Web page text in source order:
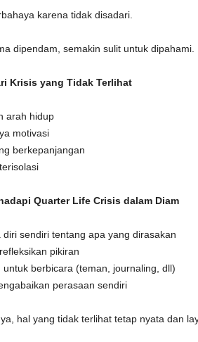
karena tidak disadari.
dipendam, semakin sulit untuk dipahami.
Krisis yang Tidak Terlihat
arah hidup
motivasi
berkepanjangan
Quarter Life Crisis dalam Diam
diri sendiri tentang apa yang dirasakan
pikiran
untuk berbicara (teman, journaling, dll)
perasaan sendiri
hal yang tidak terlihat tetap nyata dan